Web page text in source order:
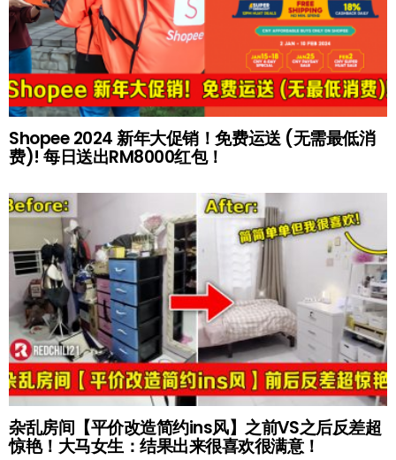
Shopee 2024 新年大促销！免费运送 (无需最低消
费)! 每日送出RM8000红包！
杂乱房间【平价改造简约ins风】之前VS之后反差超
惊艳！大马女生：结果出来很喜欢很满意！